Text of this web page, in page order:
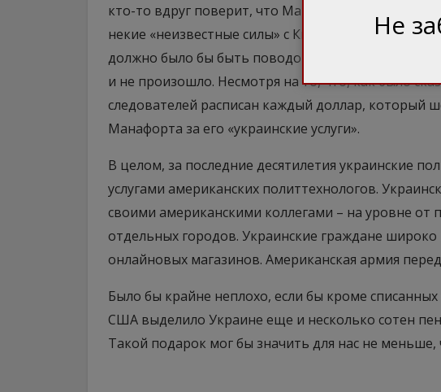
кто-то вдруг поверит, что Манафорта
некие «неизвестные силы» с Кипра и Сент-
должно было бы быть поводом для серьезного
и не произошло. Несмотря на то, что, как было
следователей расписан каждый доллар, который
Манафорта за его «украинские услуги».
В целом, за последние десятилетия украинские
услугами американских политтехнологов.
своими американскими коллегами – на уровне от
отдельных городов. Украинские граждане широко
онлайновых магазинов. Американская армия
Было бы крайне неплохо, если бы кроме
США выделило Украине еще и несколько сотен
Такой подарок мог бы значить для нас не
Не